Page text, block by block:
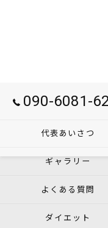
090-6081-
代表あいさつ
ギャラリー
よくある質問
ダイエット